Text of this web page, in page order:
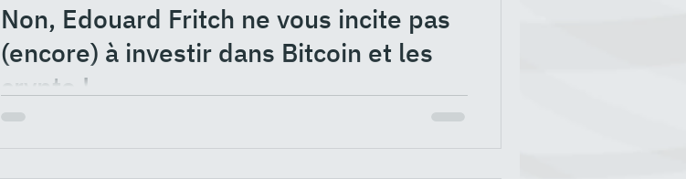
Non, Edouard Fritch ne vous incite pas
(encore) à investir dans Bitcoin et les
crypto !
Retour aujourd'hui sur une arnaque aussi classique qu'efficace, dite «
au faux article de presse », dont le président de Polynésie...